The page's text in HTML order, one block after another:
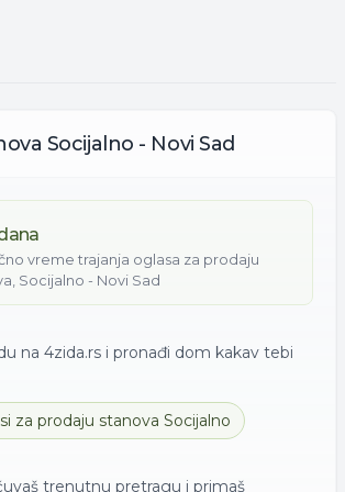
Socijalno - Novi Sad
vreme trajanja oglasa za prodaju
, Socijalno - Novi Sad
na 4zida.rs i pronađi dom kakav tebi
za prodaju stanova Socijalno
trenutnu pretragu i primaš